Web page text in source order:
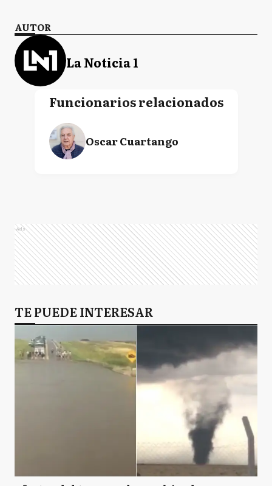
AUTOR
La Noticia 1
Funcionarios relacionados
Oscar Cuartango
Ads
TE PUEDE INTERESAR